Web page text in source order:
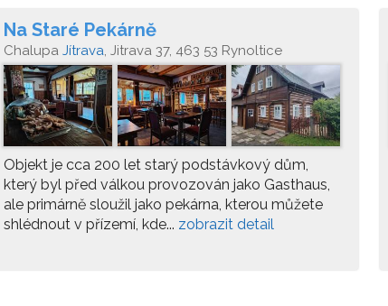
Na Staré Pekárně
Chalupa Jítrava, Jitrava 37, 463 53 Rynoltice
Objekt je cca 200 let starý podstávkový dům,
který byl před válkou provozován jako Gasthaus,
ale primárně sloužil jako pekárna, kterou můžete
shlédnout v přízemí, kde... zobrazit detail